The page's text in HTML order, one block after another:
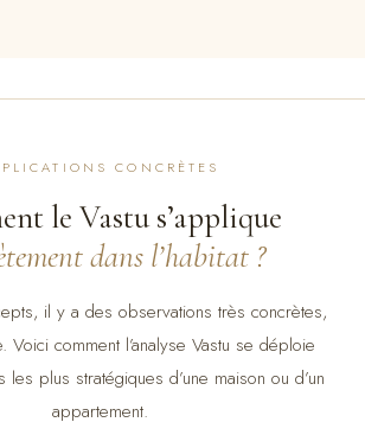
CONCRÈTES
le Vastu s’applique
dans l’habitat ?
il y a des observations très concrètes,
comment l’analyse Vastu se déploie
plus stratégiques d’une maison ou d’un
appartement.